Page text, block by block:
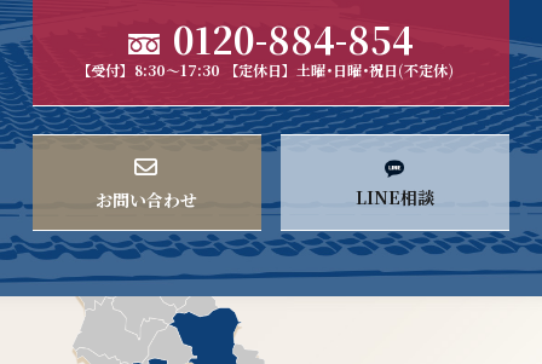
0120-884-854
【受付】8:30～17:30 【定休日】土曜･日曜･祝日(不定休)
お問い合わせ LINE相談